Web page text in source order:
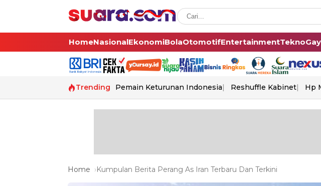
HomeNasionalEkonomiBolaOtomotifEntertainmentTekno
Trending Pemain Keturunan Indonesia Reshuffle Kabinet Hp
Home Kumpulan Berita Perang As Iran Terbaru Dan Terkini